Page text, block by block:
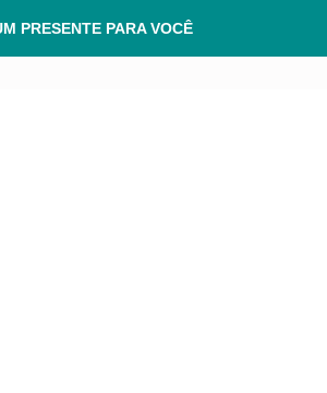
PRESENTE PARA VOCÊ